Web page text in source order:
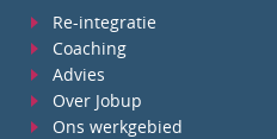
Re-integratie
Coaching
Advies
Over Jobup
Ons werkgebied